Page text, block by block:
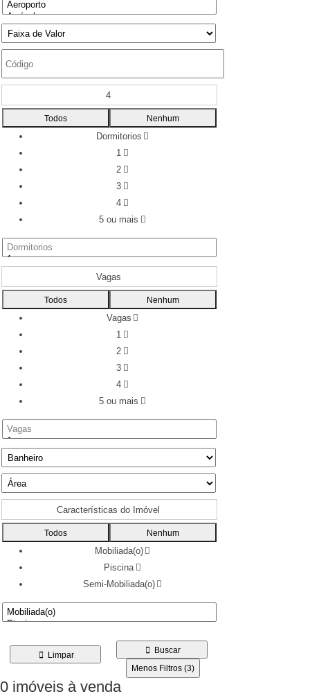
4
Todos Nenhum
Dormitorios
1
2
3
4
5 ou mais
Vagas
Todos Nenhum
Vagas
1
2
3
4
5 ou mais
Características do Imóvel
Todos Nenhum
Mobiliada(o)
Piscina
Semi-Mobiliada(o)
Buscar
Limpar
Menos Filtros (3)
0 imóveis à venda